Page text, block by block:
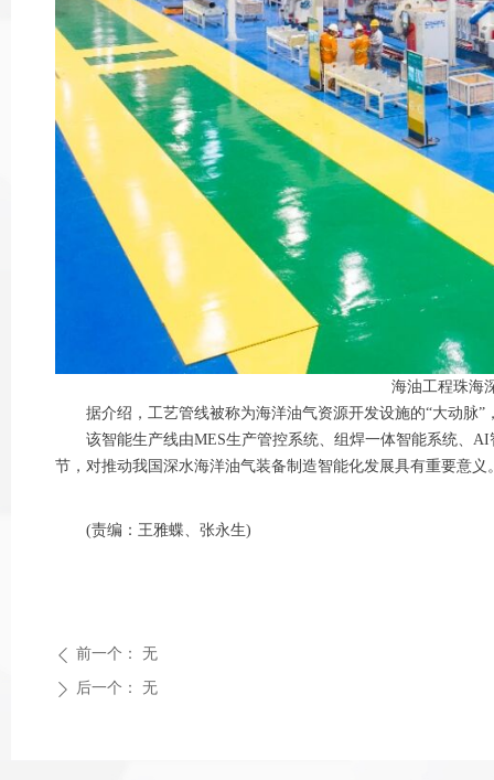
海油工程珠海
据介绍，工艺管线被称为海洋油气资源开发设施的“大动脉
该智能生产线由MES生产管控系统、组焊一体智能系统、
节，对推动我国深水海洋油气装备制造智能化发展具有重要意义
(责编：王雅蝶、张永生)
ꄴ 前一个： 无
ꄲ 后一个： 无